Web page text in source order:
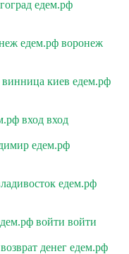
едем.рф
едем.рф воронеж
винница киев едем.рф
вход вход
едем.рф
едем.рф
войти войти
денег едем.рф